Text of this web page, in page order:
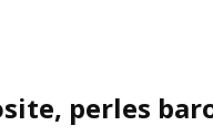
perles